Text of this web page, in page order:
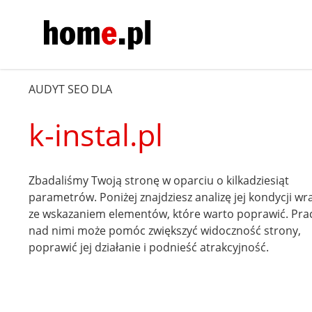
AUDYT SEO DLA
k-instal.pl
Zbadaliśmy Twoją stronę w oparciu o kilkadziesiąt
parametrów. Poniżej znajdziesz analizę jej kondycji
ze wskazaniem elementów, które warto poprawić.
nad nimi może pomóc zwiększyć widoczność strony,
poprawić jej działanie i podnieść atrakcyjność.